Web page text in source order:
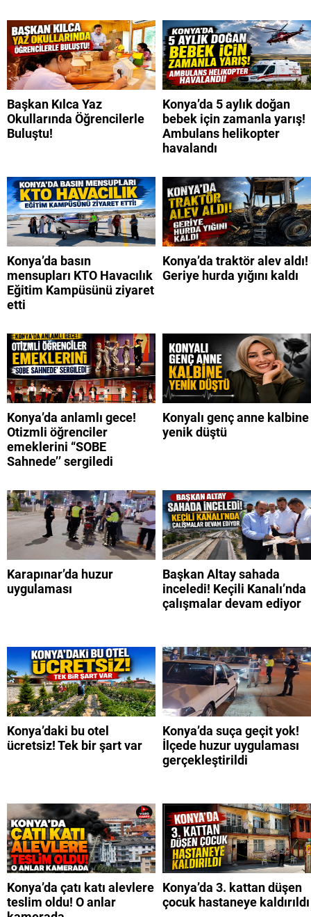
Başkan Kılca Yaz
Okullarında Öğrencilerle
Buluştu!
Konya’da 5 aylık doğan
bebek için zamanla yarış!
Ambulans helikopter
havalandı
Konya’da basın
mensupları KTO Havacılık
Eğitim Kampüsünü ziyaret
etti
Konya’da traktör alev aldı!
Geriye hurda yığını kaldı
Konya’da anlamlı gece!
Otizmli öğrenciler
emeklerini “SOBE
Sahnede’’ sergiledi
Konyalı genç anne kalbine
yenik düştü
Karapınar’da huzur
uygulaması
Başkan Altay sahada
inceledi! Keçili Kanalı’nda
çalışmalar devam ediyor
Konya’daki bu otel
ücretsiz! Tek bir şart var
Konya’da suça geçit yok!
İlçede huzur uygulaması
gerçekleştirildi
Konya’da çatı katı alevlere
teslim oldu! O anlar
Konya’da 3. kattan düşen
çocuk hastaneye kaldırıldı